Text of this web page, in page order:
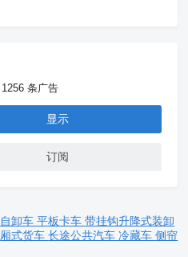
1256 条广告
显示
订阅
自卸车平板卡车带挂钩升降式装卸
厢式货车长途公共汽车冷藏车侧帘